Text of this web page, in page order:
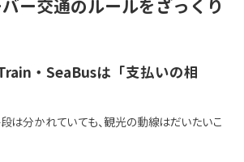
ー交通のルールをざっくり
・SeaBusは「支払いの相
段は分かれていても、観光の動線はだいたいこ